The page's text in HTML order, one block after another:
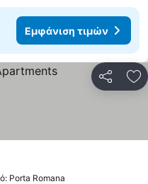
Εμφάνιση τιμών
τιμών
Porta Romana